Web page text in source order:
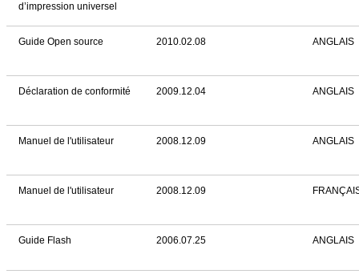
d’impression universel
Guide Open source 2010.02.08 ANGLAIS
Déclaration de conformité 2009.12.04 ANGLAIS
Manuel de l'utilisateur 2008.12.09 ANGLAIS
Manuel de l'utilisateur 2008.12.09
Guide Flash 2006.07.25 ANGLAIS